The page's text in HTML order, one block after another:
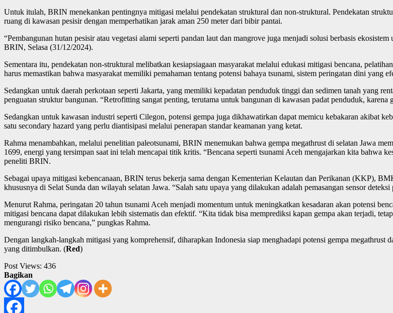
Untuk itulah, BRIN menekankan pentingnya mitigasi melalui pendekatan struktural dan non-struktural. Pendekatan
ruang di kawasan pesisir dengan memperhatikan jarak aman 250 meter dari bibir pantai.
“Pembangunan hutan pesisir atau vegetasi alami seperti pandan laut dan mangrove juga menjadi solusi berbasis
BRIN, Selasa (31/12/2024).
Sementara itu, pendekatan non-struktural melibatkan kesiapsiagaan masyarakat melalui edukasi mitigasi bencana,
harus memastikan bahwa masyarakat memiliki pemahaman tentang potensi bahaya tsunami, sistem peringatan dini yang
Sedangkan untuk daerah perkotaan seperti Jakarta, yang memiliki kepadatan penduduk tinggi dan sedimen tanah yang
penguatan struktur bangunan. “Retrofitting sangat penting, terutama untuk bangunan di kawasan padat penduduk,
Sedangkan untuk kawasan industri seperti Cilegon, potensi gempa juga dikhawatirkan dapat memicu kebakaran akibat
satu secondary hazard yang perlu diantisipasi melalui penerapan standar keamanan yang ketat.
Rahma menambahkan, melalui penelitian paleotsunami, BRIN menemukan bahwa gempa megathrust di selatan Jawa
1699, energi yang tersimpan saat ini telah mencapai titik kritis. “Bencana seperti tsunami Aceh mengajarkan kita bahwa
peneliti BRIN.
Sebagai upaya mitigasi kebencanaan, BRIN terus bekerja sama dengan Kementerian Kelautan dan Perikanan (KKP),
khususnya di Selat Sunda dan wilayah selatan Jawa. “Salah satu upaya yang dilakukan adalah pemasangan sensor
Menurut Rahma, peringatan 20 tahun tsunami Aceh menjadi momentum untuk meningkatkan kesadaran akan potensi
mitigasi bencana dapat dilakukan lebih sistematis dan efektif. “Kita tidak bisa memprediksi kapan gempa akan terjadi,
mengurangi risiko bencana,” pungkas Rahma.
Dengan langkah-langkah mitigasi yang komprehensif, diharapkan Indonesia siap menghadapi potensi gempa megathrust
yang ditimbulkan. (Red)
Post Views: 436
Bagikan